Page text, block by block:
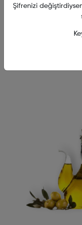
Organik Sele
Şifrenizi